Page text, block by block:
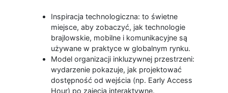
Inspiracja technologiczna: to świetne
miejsce, aby zobaczyć, jak technologie
brajlowskie, mobilne i komunikacyjne są
używane w praktyce w globalnym rynku.
Model organizacji inkluzywnej przestrzeni:
wydarzenie pokazuje, jak projektować
dostępność od wejścia (np. Early Access
Hour) po zajęcia interaktywne.